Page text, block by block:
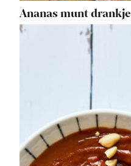
Ananas munt drankje